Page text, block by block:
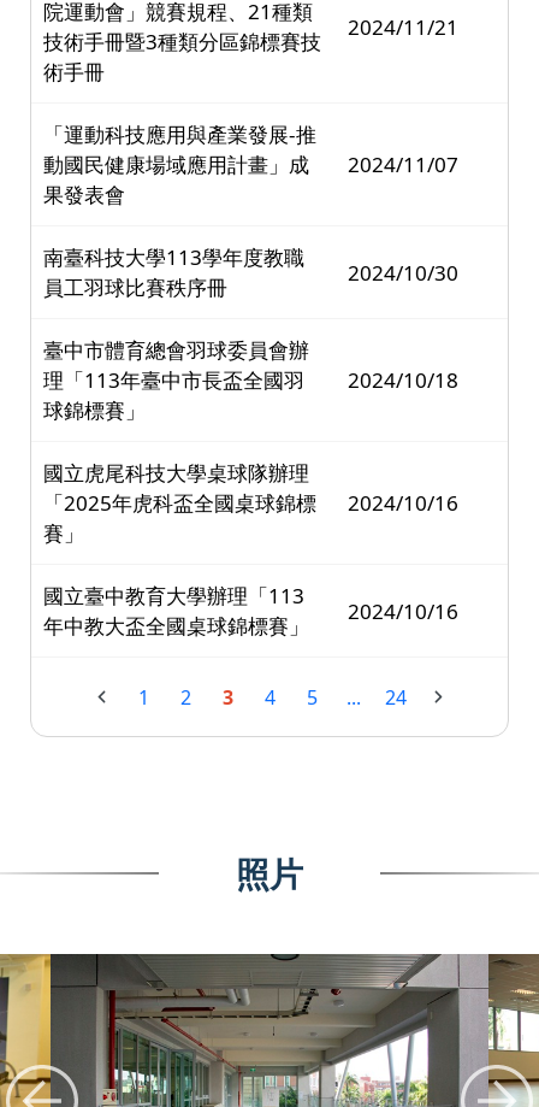
院運動會」競賽規程、21種類
技術手冊暨3種類分區錦標賽技
術手冊
2024/11/21
「運動科技應用與產業發展-推
動國民健康場域應用計畫」成
果發表會
2024/11/07
南臺科技大學113學年度教職
員工羽球比賽秩序冊
2024/10/30
臺中市體育總會羽球委員會辦
理「113年臺中市長盃全國羽
球錦標賽」
2024/10/18
國立虎尾科技大學桌球隊辦理
「2025年虎科盃全國桌球錦標
賽」
2024/10/16
國立臺中教育大學辦理「113
年中教大盃全國桌球錦標賽」
2024/10/16
1 2 3 4 5 ... 24
照片